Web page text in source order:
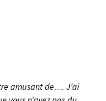
amusant de…. J’ai